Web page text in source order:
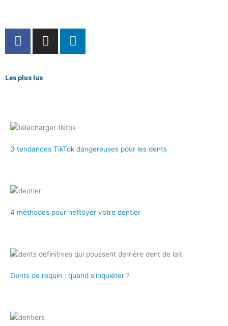
F
a
e
b
k
f
I
n
a
m
L
i
n
Les plus lus
3 tendances TikTok dangereuses pour les dents
4 méthodes pour nettoyer votre dentier
Dents de requin : quand s’inquiéter ?